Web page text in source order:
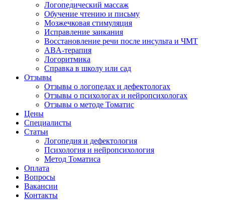
Логопедический массаж
Обучение чтению и письму
Мозжечковая стимуляция
Исправление заикания
Восстановление речи после инсульта и ЧМТ
ABA-терапия
Логоритмика
Справка в школу или сад
Отзывы
Отзывы о логопедах и дефектологах
Отзывы о психологах и нейропсихологах
Отзывы о методе Томатис
Цены
Специалисты
Статьи
Логопедия и дефектология
Психология и нейропсихология
Метод Томатиса
Оплата
Вопросы
Вакансии
Контакты